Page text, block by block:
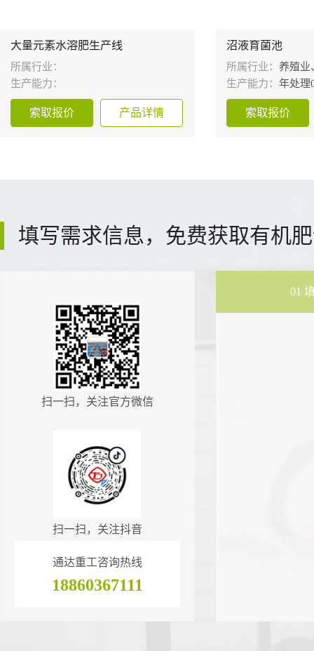
大量元素水溶肥生产线
所属行业：
生产能力：
索取报价 产品详情
沼液育菌池
所属行业： 养殖业
生产能力： 年处理
索取报价
填写需求信息，免费获取有机
扫一扫，关注官方微信
扫一扫，关注抖音
通达重工咨询热线
18860367111
01